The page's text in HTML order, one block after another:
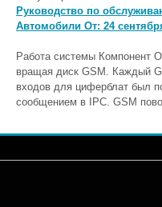
Руководство по
Автомобили От: 24
Работа системы Компонент
вращая диск GSM. Каждый
входов для циферблат был
сообщением в IPC. GSM